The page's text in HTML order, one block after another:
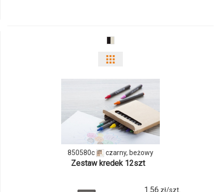
odmiany
i
ilości
produktu
850580c
850580c czarny, beżowy
Zestaw kredek 12szt
1.56 zł/szt.